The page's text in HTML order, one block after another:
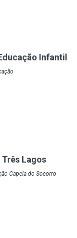
Infantil
Lagos
Capela do Socorro